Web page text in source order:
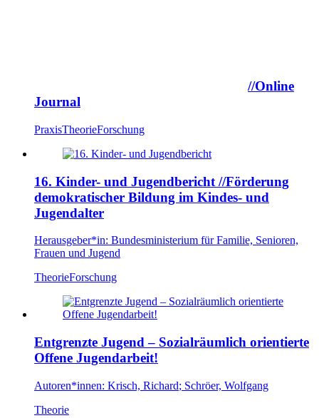
//Online
Journal
PraxisTheorieForschung
16. Kinder- und Jugendbericht //Förderung
demokratischer Bildung im Kindes- und
Jugendalter
Herausgeber*in: Bundesministerium für Familie, Senioren,
Frauen und Jugend
TheorieForschung
Entgrenzte Jugend – Sozialräumlich orientierte
Offene Jugendarbeit!
Autoren*innen: Krisch, Richard; Schröer, Wolfgang
Theorie